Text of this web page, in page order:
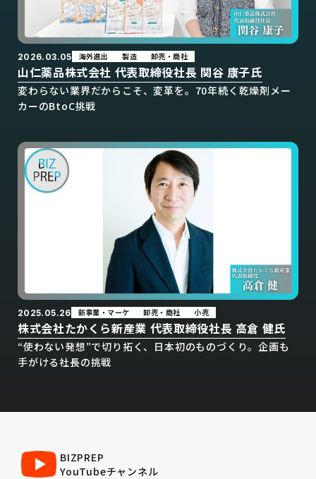
2026.03.05 海外進出 製造 卸売・商社
山仁薬品株式会社 代表取締役社長 関谷 康子氏
変わらない業界だからこそ、変革を。70年続く乾燥剤メー
カーのBtoC挑戦
2025.05.26 新事業・マーケ 卸売・商社 小売
株式会社たかくら新産業 代表取締役社長 高倉 健氏
“使わない発想”で切り拓く、日本初のものづくり。企画も
手がける社長の挑戦
BIZPREP
YouTubeチャンネル